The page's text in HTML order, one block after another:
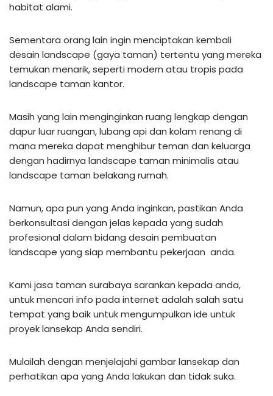
habitat alami.
Sementara orang lain ingin menciptakan kembali
desain landscape (gaya taman) tertentu yang mereka
temukan menarik, seperti modern atau tropis pada
landscape taman kantor.
Masih yang lain menginginkan ruang lengkap dengan
dapur luar ruangan, lubang api dan kolam renang di
mana mereka dapat menghibur teman dan keluarga
dengan hadirnya landscape taman minimalis atau
landscape taman belakang rumah.
Namun, apa pun yang Anda inginkan, pastikan Anda
berkonsultasi dengan jelas kepada yang sudah
profesional dalam bidang desain pembuatan
landscape yang siap membantu pekerjaan anda.
Kami jasa taman surabaya sarankan kepada anda,
untuk mencari info pada internet adalah salah satu
tempat yang baik untuk mengumpulkan ide untuk
proyek lansekap Anda sendiri.
Mulailah dengan menjelajahi gambar lansekap dan
perhatikan apa yang Anda lakukan dan tidak suka.